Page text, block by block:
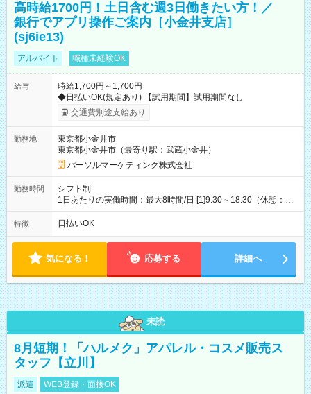
高時給1700円！土日含む週3日働きたい方！／
銀行でアプリ操作ご案内［小金井支店］
(sj6ie13)
アルバイト 職種未経験OK
給与
時給1,700円～1,700円
◆日払いOK(規定あり) 【試用期間】試用期間なし
交通費別途支給あり
勤務地
東京都小金井市
東京都小金井市（最寄り駅：武蔵小金井）
パーソルマーケティング株式会社
勤務時間
シフト制
1日あたりの実働時間：最大8時間/日 [1]9:30～18:30（休憩：1
時間） [2]15:30～19:30（休憩：なし） ・平日のみ週3日 【土日
祝】9:30～18:30(実働8時間)【平日】15:30～19:30(実働4時間)
特徴 日払いOK
気になる！ 応募する 詳細へ
未読
8月短期！「ハルメク」アパレル・コスメ販売ス
タッフ【立川】
派遣 WEB登録・面接OK